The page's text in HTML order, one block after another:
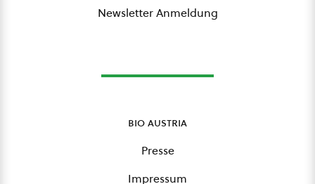
Newsletter Anmeldung
bio austria
Presse
Impressum